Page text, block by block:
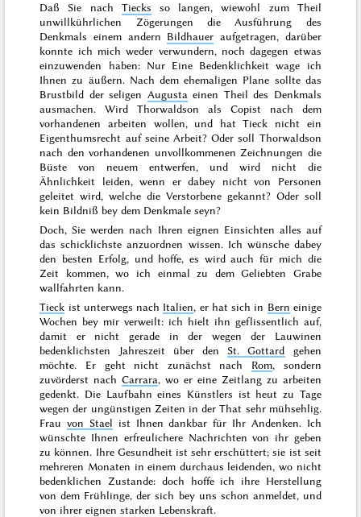
Daß Sie nach Tiecks so langen, wiewohl zum Theil
unwillkührlichen Zögerungen die Ausführung des
Denkmals einem andern Bildhauer aufgetragen, darüber
konnte ich mich weder verwundern, noch dagegen etwas
einzuwenden haben: Nur Eine Bedenklichkeit wage ich
Ihnen zu äußern. Nach dem ehemaligen Plane sollte das
Brustbild der seligen Augustaeinen Theil des Denkmals
ausmachen. Wird Thorwaldson als Copist nach dem
vorhandenen arbeiten wollen, und hat Tieck nicht ein
Eigenthumsrecht auf seine Arbeit? Oder soll Thorwaldson
nach den vorhandenen unvollkommenen Zeichnungen die
Büste von neuem entwerfen, und wird nicht die
Ähnlichkeit leiden, wenn er dabey nicht von Personen
geleitet wird, welche die Verstorbene gekannt? Oder soll
kein Bildniß bey dem Denkmale seyn?
Doch, Sie werden nach Ihren eignen Einsichten alles auf
das schicklichste anzuordnen wissen. Ich wünsche dabey
den besten Erfolg, und hoffe, es wird auch für mich die
Zeit kommen, wo ich einmal zu dem Geliebten Grabe
wallfahrten kann.
Tieck ist unterwegs nach Italien, er hat sich in Bern einige
Wochen bey mir verweilt: ich hielt ihn geflissentlich auf,
damit er nicht gerade in der wegen der Lauwinen
bedenklichsten Jahreszeit über den St. Gottard gehen
möchte. Er geht nicht zunächst nach Rom, sondern
zuvörderst nachCarrara,wo er eine Zeitlang zu arbeiten
gedenkt. Die Laufbahn eines Künstlers ist heut zu Tage
wegen der ungünstigen Zeiten in der That sehr mühsehlig.
Frauvon Stael ist Ihnen dankbar für Ihr Andenken. Ich
wünschte Ihnen erfreulichere Nachrichten von ihr geben
zu können. Ihre Gesundheit ist sehr erschüttert; sie ist seit
mehreren Monaten in einem durchaus leidenden, wo nicht
bedenklichen Zustande: doch hoffe ich ihre Herstellung
von dem Frühlinge, der sich bey uns schon anmeldet, und
von ihrer eignen starken Lebenskraft.